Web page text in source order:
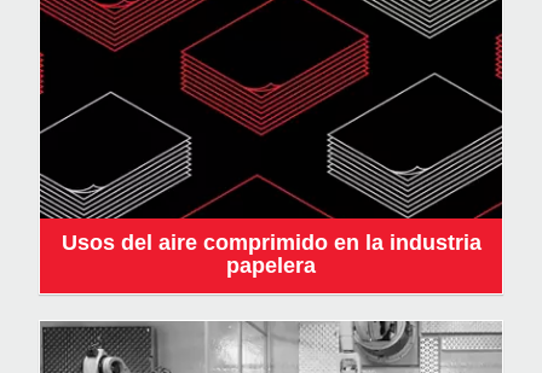
Usos del aire comprimido en la industria
papelera